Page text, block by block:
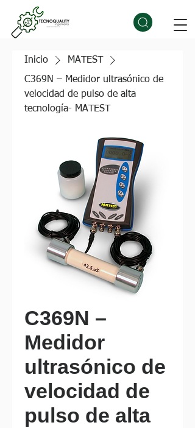
Inicio
MATEST
C369N – Medidor ultrasónico de
velocidad de pulso de alta
tecnología- MATEST
C369N –
Medidor
ultrasónico de
velocidad de
pulso de alta